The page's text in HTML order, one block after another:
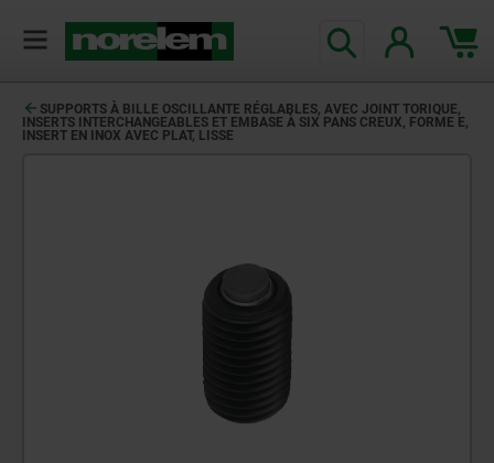
SUPPORTS À BILLE OSCILLANTE RÉGLABLES, AVEC JOINT TORIQUE,
INSERTS INTERCHANGEABLES ET EMBASE À SIX PANS CREUX, FORME E,
INSERT EN INOX AVEC PLAT, LISSE